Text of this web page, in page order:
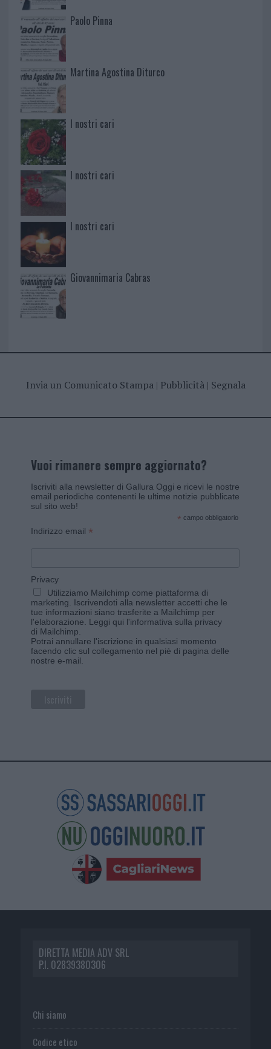
Paolo Pinna
Martina Agostina Diturco
I nostri cari
I nostri cari
I nostri cari
Giovannimaria Cabras
Invia un Comunicato Stampa| Pubblicità| Segnala
Vuoi rimanere sempre aggiornato?
Iscriviti alla newsletter di Gallura Oggi e ricevi le nostre
email periodiche contenenti le ultime notizie pubblicate
sul sito web!
* campo obbligatorio
Indirizzo email *
Privacy
Utilizziamo Mailchimp come piattaforma di
marketing. Iscrivendoti alla newsletter accetti che le
tue informazioni siano trasferite a Mailchimp per
l'elaborazione. Leggi qui l'informativa sulla privacy
di Mailchimp
Potrai annullare l'iscrizione in qualsiasi momento
facendo clic sul collegamento nel piè di pagina delle
nostre e-mail.
DIRETTA MEDIA ADV SRL
P.I. 02839380306
Chi siamo
Codice etico